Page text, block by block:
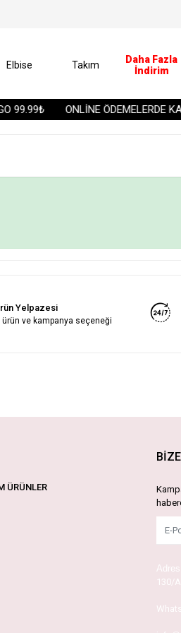
99.99₺ ONLİNE ÖDEMELERDE
Elbise Takım
Daha Fazla
İndirim
Yelpazesi
ürün ve kampanya seçeneği
ÜRÜNLER
Adres
130/